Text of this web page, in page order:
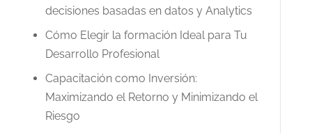
decisiones basadas en datos y Analytics
Cómo Elegir la formación Ideal para Tu
Desarrollo Profesional
Capacitación como Inversión:
Maximizando el Retorno y Minimizando el
Riesgo